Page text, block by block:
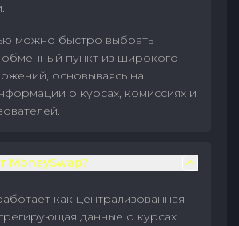
можно быстро выбрать
пункт из широкого
основываясь на
о курсах, комиссиях и
MoneySwap?
как централизованная
данные о курсах